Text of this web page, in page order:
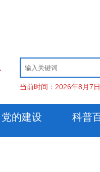
当前时间： 2026年8月7日
党的建设 科普